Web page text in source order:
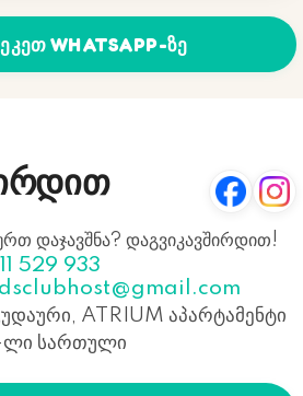
WHATSAPP-ᲖᲔ
დაჯავშნა? დაგვიკავშირდით!
529 933
ATRIUM აპარტამენტი
ლი სართული